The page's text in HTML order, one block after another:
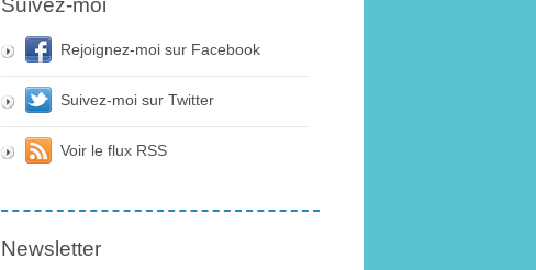
Suivez-moi
Rejoignez-moi sur Facebook
Suivez-moi sur Twitter
Voir le flux RSS
Newsletter